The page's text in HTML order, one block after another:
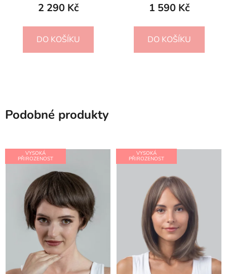
2 290 Kč
DO KOŠÍKU
1 590 Kč
DO KOŠÍKU
Podobné produkty
VYSOKÁ
PŘIROZENOST
VYSOKÁ
PŘIROZENOST